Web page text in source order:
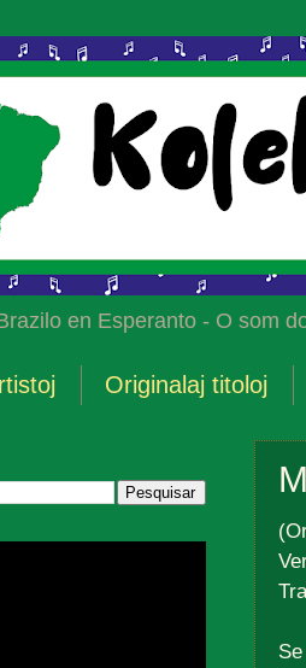
en Esperanto - O som
Originalaj titoloj